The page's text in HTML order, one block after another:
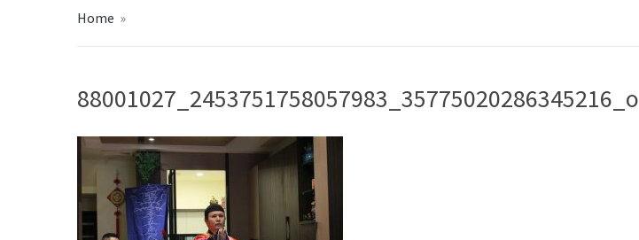
Home »
88001027_2453751758057983_35775020286345216_o